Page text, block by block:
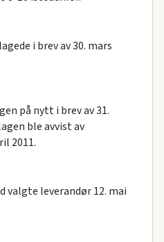
i brev av 30. mars
på nytt i brev av 31.
ble avvist av
2011.
leverandør 12. mai